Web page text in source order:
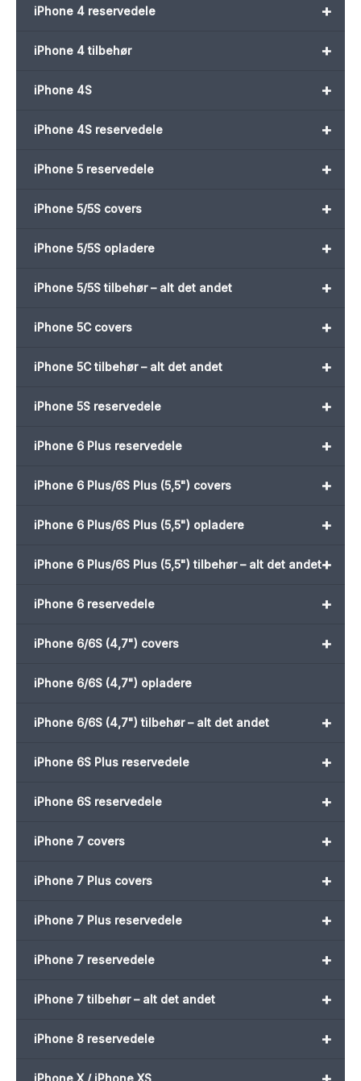
+
iPhone 4 reservedele
+
iPhone 4 tilbehør
+
iPhone 4S
+
iPhone 4S reservedele
+
iPhone 5 reservedele
+
iPhone 5/5S covers
+
iPhone 5/5S opladere
+
iPhone 5/5S tilbehør – alt det andet
+
iPhone 5C covers
+
iPhone 5C tilbehør – alt det andet
+
iPhone 5S reservedele
+
iPhone 6 Plus reservedele
+
iPhone 6 Plus/6S Plus (5,5") covers
+
iPhone 6 Plus/6S Plus (5,5") opladere
+
iPhone 6 Plus/6S Plus (5,5") tilbehør – alt det andet
+
iPhone 6 reservedele
+
iPhone 6/6S (4,7") covers
iPhone 6/6S (4,7") opladere
+
iPhone 6/6S (4,7") tilbehør – alt det andet
+
iPhone 6S Plus reservedele
+
iPhone 6S reservedele
+
iPhone 7 covers
+
iPhone 7 Plus covers
+
iPhone 7 Plus reservedele
+
iPhone 7 reservedele
+
iPhone 7 tilbehør – alt det andet
+
iPhone 8 reservedele
iPhone X / iPhone XS